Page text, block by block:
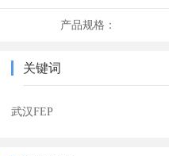
产品规格：
关键词
武汉FEP